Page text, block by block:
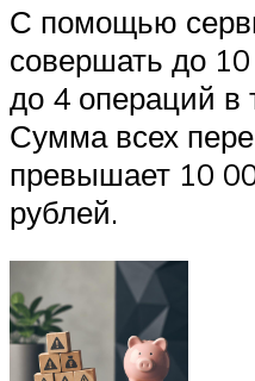
С помощью
совершать до
до 4 операций в
Сумма всех
превышает 10
рублей.